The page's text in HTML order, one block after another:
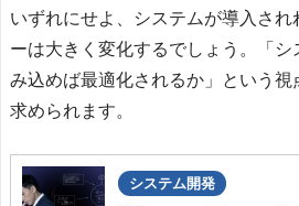
いずれにせよ、システムが導入され
ーは大きく変化するでしょう。「
み込めば最適化されるか」という
求められます。
システム開発